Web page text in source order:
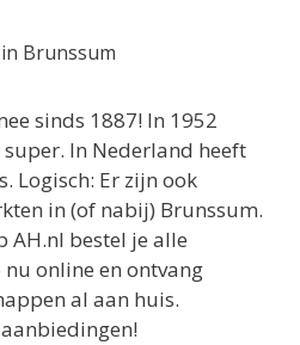
Brunssum
sinds 1887! In 1952
In Nederland heeft
Logisch: Er zijn ook
in (of nabij) Brunssum.
AH.nl bestel je alle
online en ontvang
al aan huis.